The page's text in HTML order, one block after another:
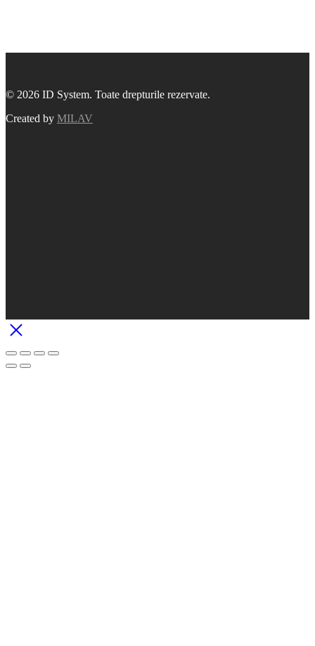
© 2026 ID System. Toate drepturile rezervate.
Created by MILAV